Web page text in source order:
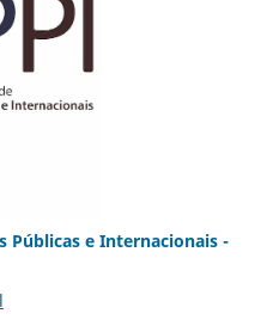
Públicas e Internacionais -